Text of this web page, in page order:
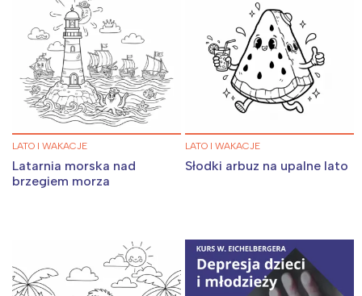
LATO I WAKACJE
Latarnia morska nad
brzegiem morza
LATO I WAKACJE
Słodki arbuz na upalne lato